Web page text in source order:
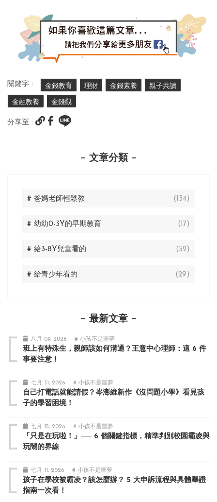
關鍵字 : 金錢教育 理財 金錢素養 親子共讀
金融教養 金錢觀
分享至 :
文章分類
# 爸媽老師輕鬆教 (134)
# 幼幼0-3Y的早期教育 (17)
# 給3-8Y兒童看的 (52)
# 給青少年看的 (29)
最新文章
八月 09, 2026 # 小孩不是噩夢
班上有特殊生，親師該如何溝通？王意中心理師：這 6 件
事要注意！
七月 31, 2026 # 小孩不是噩夢
自己打電話就能請假？岑澎維新作《沒問題小學》看見孩
子的學習困境！
七月 15, 2026 # 小孩不是噩夢
「只是在玩啦！」── 6 個關鍵指標，精準判別校園霸凌與
玩鬧的界線
七月 11, 2026 # 小孩不是噩夢
孩子在學校被霸凌？該怎麼辦？ 5 大申訴流程與具體舉證
指南一次看！